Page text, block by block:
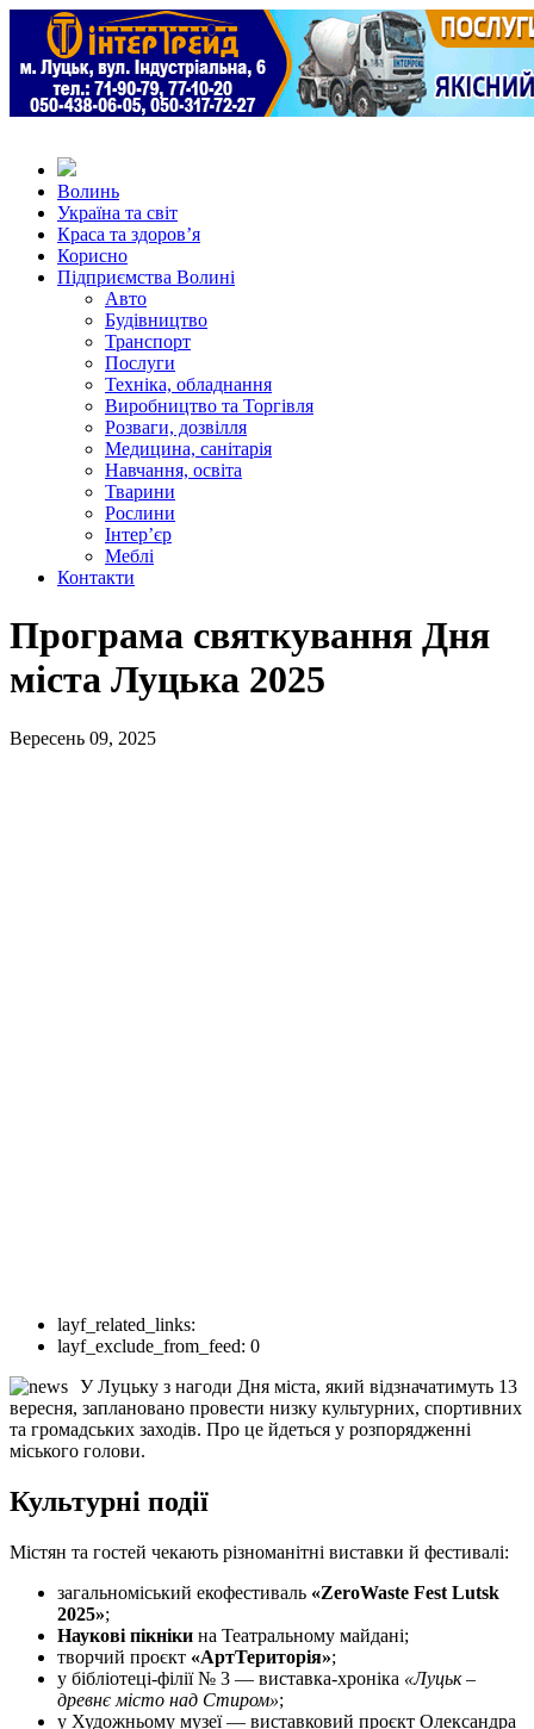
Волинь
Україна та світ
Краса та здоров’я
Корисно
Підприємства Волині
Авто
Будівництво
Транспорт
Послуги
Техніка, обладнання
Виробництво та Торгівля
Розваги, дозвілля
Медицина, санітарія
Навчання, освіта
Тварини
Рослини
Інтер’єр
Меблі
Контакти
Програма святкування Дня
міста Луцька 2025
Вересень 09, 2025
layf_related_links:
layf_exclude_from_feed: 0
У Луцьку з нагоди Дня міста, який відзначатимуть 13
вересня, заплановано провести низку культурних, спортивних
та громадських заходів. Про це йдеться у розпорядженні
міського голови.
Культурні події
Містян та гостей чекають різноманітні виставки й фестивалі:
загальноміський екофестиваль «ZeroWaste Fest Lutsk
2025»;
Наукові пікніки на Театральному майдані;
творчий проєкт «АртТериторія»;
у бібліотеці-філії № 3 — виставка-хроніка «Луцьк –
древнє місто над Стиром»;
у Художньому музеї — виставковий проєкт Олександра